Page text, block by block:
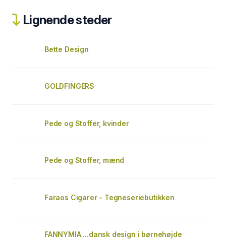
Lignende steder
Bette Design
GOLDFINGERS
Pede og Stoffer, kvinder
Pede og Stoffer, mænd
Faraos Cigarer - Tegneseriebutikken
FANNYMIA ...dansk design i børnehøjde